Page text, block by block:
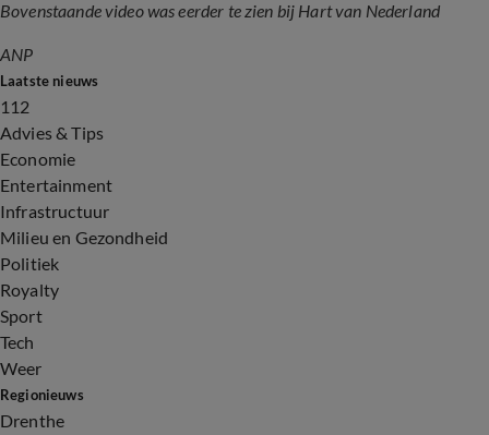
Bovenstaande video was eerder te zien bij Hart van Nederland
ANP
Laatste nieuws
112
Advies & Tips
Economie
Entertainment
Infrastructuur
Milieu en Gezondheid
Politiek
Royalty
Sport
Tech
Weer
Regionieuws
Drenthe